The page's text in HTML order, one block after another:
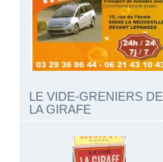
LE VIDE-GRENIERS DE
LA GIRAFE